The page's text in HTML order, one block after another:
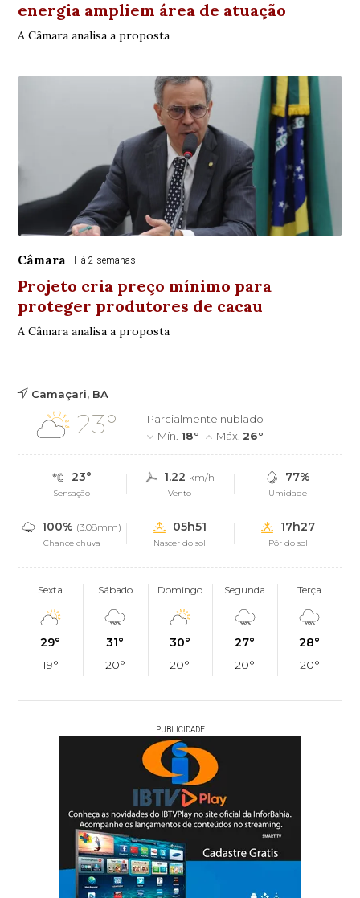
energia ampliem área de atuação
A Câmara analisa a proposta
Câmara Há 2 semanas
Projeto cria preço mínimo para
proteger produtores de cacau
A Câmara analisa a proposta
Camaçari, BA
23°
Parcialmente nublado
Mín. 18° Máx.26°
23°
Sensação
1.22 km/h
Vento
77%
Umidade
100% (3.08mm)
Chance chuva
05h51
Nascer do sol
17h27
Pôr do sol
Sexta
29°
19°
Sábado
31°
20°
Domingo
30°
20°
Segunda
27°
20°
Terça
28°
20°
PUBLICIDADE